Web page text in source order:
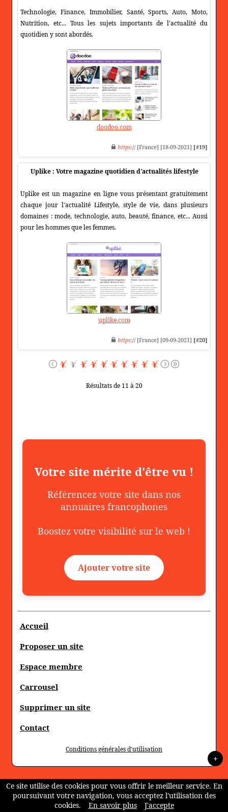
Technologie, Finance, Immobilier, Santé, Sports, Auto, Moto,
Nutrition, etc... Tous les sujets importants de l'actualité du
quotidien y sont abordés.
doodoo.com
https:// [France] [18-09-2021] [#19]
Uplike : Votre magazine quotidien d'actualités lifestyle
Uplike est un magazine en ligne vous présentant gratuitement
chaque jour l'actualité Lifestyle, style de vie, dans plusieurs
domaines : mode, technologie, auto, beauté, finance, etc... Aussi
pour les hommes que les femmes.
uplike.com
https:// [France] [09-09-2021] [#20]
Résultats de 11 à 20
Votre site mérite d'être vu !
Référencez votre site dans nos
annuaires francophones
Boostez votre visibilité sur le web !
Ajouter votre site
Accueil
Proposer un site
Espace membre
Carrousel
Supprimer un site
Contact
Conditions générales d'utilisation
+
Ce site utilise des cookies pour vous offrir le meilleur service. En
poursuivant votre navigation, vous acceptez l'utilisation des
cookies.
En savoir plus J'accepte